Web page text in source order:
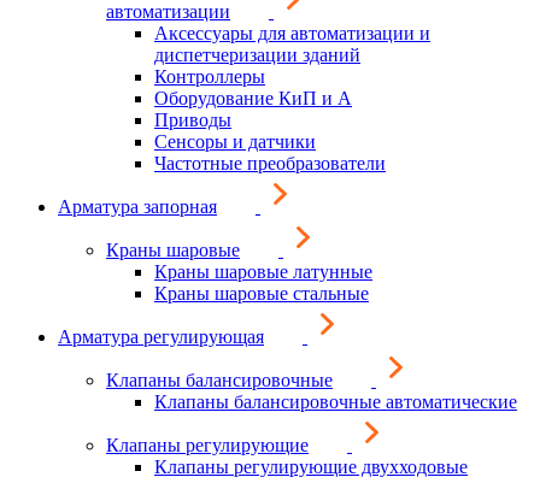
автоматизации
Аксессуары для автоматизации и
диспетчеризации зданий
Контроллеры
Оборудование КиП и А
Приводы
Сенсоры и датчики
Частотные преобразователи
Арматура запорная
Краны шаровые
Краны шаровые латунные
Краны шаровые стальные
Арматура регулирующая
Клапаны балансировочные
Клапаны балансировочные автоматические
Клапаны регулирующие
Клапаны регулирующие двухходовые